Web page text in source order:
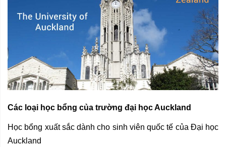
Các loại học bổng của trường đại học Auckland
Học bổng xuất sắc dành cho sinh viên quốc tế của Đại học
Auckland